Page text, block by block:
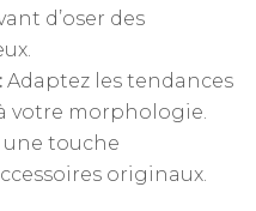
d’oser des
Adaptez les tendances
votre morphologie.
une touche
originaux.